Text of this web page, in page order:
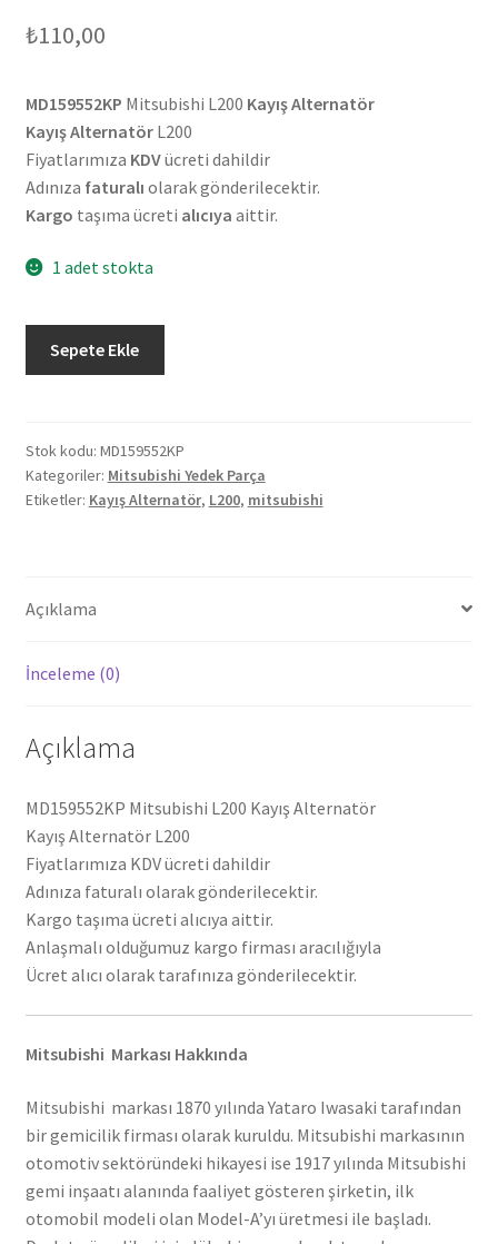
₺110,00
MD159552KP Mitsubishi L200 Kayış Alternatör
Kayış AlternatörL200
Fiyatlarımıza KDVücreti dahildir
Adınıza faturalı olarak gönderilecektir.
Kargo taşıma ücreti alıcıya aittir.
1 adet stokta
MD159552KP
adet
Sepete Ekle
Stok kodu: MD159552KP
Kategoriler: Mitsubishi Yedek Parça
Etiketler: Kayış Alternatör, L200, mitsubishi
Açıklama
İnceleme (0)
Açıklama
MD159552KP Mitsubishi L200 Kayış Alternatör
Kayış Alternatör L200
Fiyatlarımıza KDV ücreti dahildir
Adınıza faturalı olarak gönderilecektir.
Kargo taşıma ücreti alıcıya aittir.
Anlaşmalı olduğumuz kargo firması aracılığıyla
Ücret alıcı olarak tarafınıza gönderilecektir.
Mitsubishi Markası Hakkında
Mitsubishi markası 1870 yılında Yataro Iwasaki tarafından
bir gemicilik firması olarak kuruldu. Mitsubishi markasının
otomotiv sektöründeki hikayesi ise 1917 yılında Mitsubishi
gemi inşaatı alanında faaliyet gösteren şirketin, ilk
otomobil modeli olan Model-A’yı üretmesi ile başladı.